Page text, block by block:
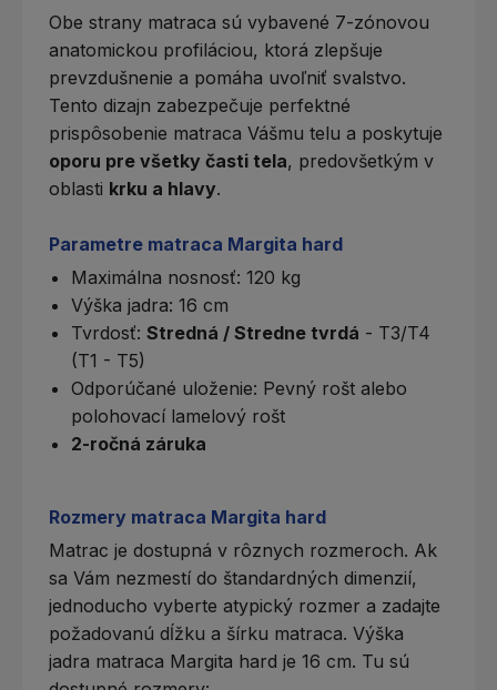
Obe strany matraca sú vybavené 7-zónovou
anatomickou profiláciou, ktorá zlepšuje
prevzdušnenie a pomáha uvoľniť svalstvo.
Tento dizajn zabezpečuje perfektné
prispôsobenie matraca Vášmu telu a poskytuje
oporu pre všetky časti tela, predovšetkým v
oblasti krku a hlavy.
Parametre matraca Margita hard
Maximálna nosnosť: 120 kg
Výška jadra: 16 cm
Tvrdosť: Stredná / Stredne tvrdá - T3/T4
(T1 - T5)
Odporúčané uloženie: Pevný rošt alebo
polohovací lamelový rošt
2-ročná záruka
Rozmery matraca Margita hard
Matrac je dostupná v rôznych rozmeroch. Ak
sa Vám nezmestí do štandardných dimenzií,
jednoducho vyberte atypický rozmer a zadajte
požadovanú dĺžku a šírku matraca. Výška
jadra matraca Margita hard je 16 cm. Tu sú